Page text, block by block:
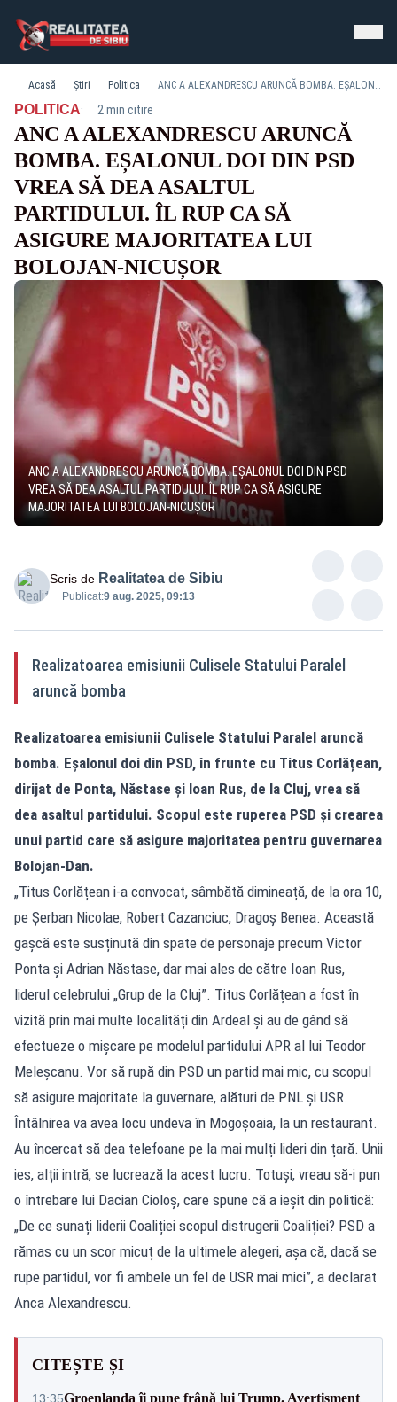
Acasă Știri Politica ANC A ALEXANDRESCU ARUNCĂ BOMBA. EȘALONUL DOI DIN PSD VREA SĂ DEA ASALTUL PARTIDULUI. ÎL RUP CA SĂ ASIGURE MAJORITATEA LUI BOLOJAN-NICUȘOR
POLITICA· 2 min citire
ANC A ALEXANDRESCU ARUNCĂ
BOMBA. EȘALONUL DOI DIN PSD
VREA SĂ DEA ASALTUL
PARTIDULUI. ÎL RUP CA SĂ
ASIGURE MAJORITATEA LUI
BOLOJAN-NICUȘOR
ANC A ALEXANDRESCU ARUNCĂ BOMBA. EȘALONUL DOI DIN PSD
VREA SĂ DEA ASALTUL PARTIDULUI. ÎL RUP CA SĂ ASIGURE
MAJORITATEA LUI BOLOJAN-NICUȘOR
Scris de Realitatea de Sibiu
Publicat:9 aug. 2025, 09:13
Realizatoarea emisiunii Culisele Statului Paralel
aruncă bomba
Realizatoarea emisiunii Culisele Statului Paralel aruncă
bomba. Eșalonul doi din PSD, în frunte cu Titus Corlățean,
dirijat de Ponta, Năstase și Ioan Rus, de la Cluj, vrea să
dea asaltul partidului. Scopul este ruperea PSD și crearea
unui partid care să asigure majoritatea pentru guvernarea
Bolojan-Dan.
„Titus Corlățean i-a convocat, sâmbătă dimineață, de la ora 10,
pe Șerban Nicolae, Robert Cazanciuc, Dragoș Benea. Această
gașcă este susținută din spate de personaje precum Victor
Ponta și Adrian Năstase, dar mai ales de către Ioan Rus,
liderul celebrului „Grup de la Cluj”. Titus Corlățean a fost în
vizită prin mai multe localități din Ardeal și au de gând să
efectueze o mișcare pe modelul partidului APR al lui Teodor
Meleșcanu. Vor să rupă din PSD un partid mai mic, cu scopul
să asigure majoritate la guvernare, alături de PNL și USR.
Întâlnirea va avea locu undeva în Mogoșoaia, la un restaurant.
Au încercat să dea telefoane pe la mai mulți lideri din țară. Unii
ies, alții intră, se lucrează la acest lucru. Totuși, vreau să-i pun
o întrebare lui Dacian Cioloș, care spune că a ieșit din politică:
„De ce sunați liderii Coaliției scopul distrugerii Coaliției? PSD a
rămas cu un scor micuț de la ultimele alegeri, așa că, dacă se
rupe partidul, vor fi ambele un fel de USR mai mici”, a declarat
Anca Alexandrescu.
CITEȘTE ȘI
13:35Groenlanda îi pune frână lui Trump. Avertisment